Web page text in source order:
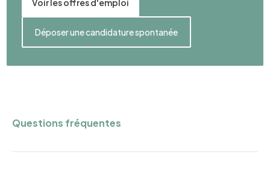
Voir les offres d'emploi
Déposer une candidature spontanée
Questions fréquentes